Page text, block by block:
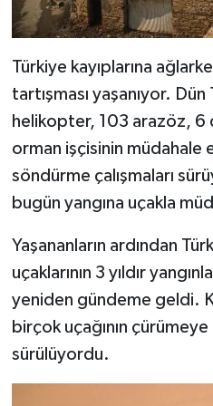
Türkiye kayıplarına
tartışması yaşanıyor.
helikopter, 103 arazöz, 6
orman işçisinin müdahale
söndürme çalışmaları
bugün yangına uçakla
Yaşananların ardından
uçaklarının 3 yıldır
yeniden gündeme geldi.
birçok uçağının
sürülüyordu.